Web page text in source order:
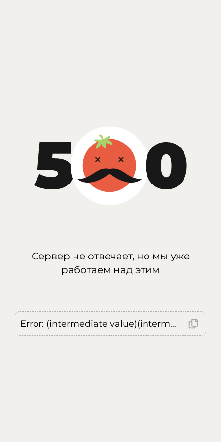
Сервер не отвечает, но мы уже
работаем над этим
Error: (intermediate value)(intermediate value)(intermediate value).replaceAll is not a function